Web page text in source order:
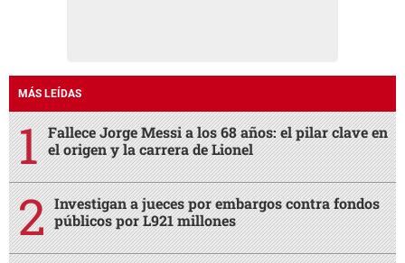
MÁS LEÍDAS
Fallece Jorge Messi a los 68 años: el pilar clave en
el origen y la carrera de Lionel
Investigan a jueces por embargos contra fondos
públicos por L921 millones